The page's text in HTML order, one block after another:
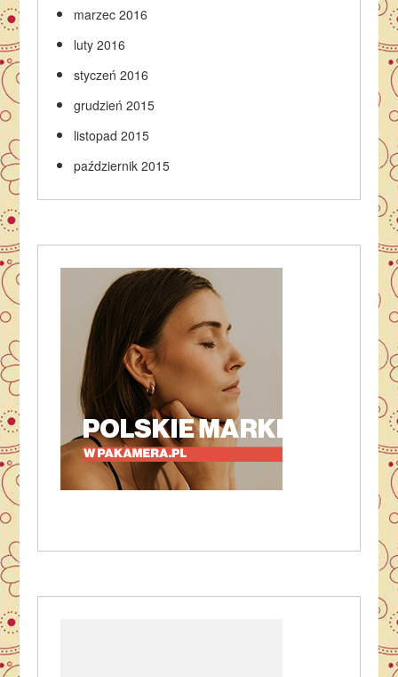
marzec 2016
luty 2016
styczeń 2016
grudzień 2015
listopad 2015
październik 2015